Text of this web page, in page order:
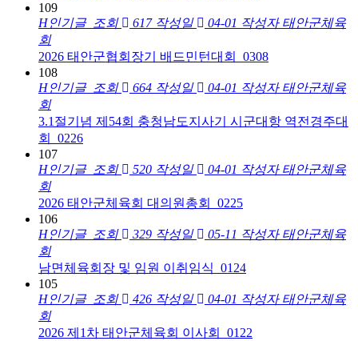
109
H인기글 조회 617 작성일 04-01 작성자 태안군체육
회
2026 태안군협회장기 배드민턴대회_0308
108
H인기글 조회 664 작성일 04-01 작성자 태안군체육
회
3.1절기념 제54회 충청남도지사기 시군대항 역전경주대
회_0226
107
H인기글 조회 520 작성일 04-01 작성자 태안군체육
회
2026 태안군체육회 대의원총회_0225
106
H인기글 조회 329 작성일 05-11 작성자 태안군체육
회
남면체육회장 및 임원 이취임식_0124
105
H인기글 조회 426 작성일 04-01 작성자 태안군체육
회
2026 제1차 태안군체육회 이사회_0122